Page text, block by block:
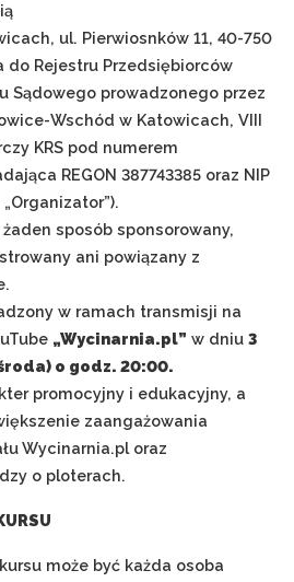
ul. Pierwiosnków 11, 40-750
do Rejestru Przedsiębiorców
Sądowego prowadzonego przez
Wschód w Katowicach, VIII
KRS pod numerem
REGON 387743385 oraz NIP
sposób sponsorowany,
ani powiązany z
w ramach transmisji na
„Wycinarnia.pl” w dniu 3
o godz. 20:00.
promocyjny i edukacyjny, a
zaangażowania
Wycinarnia.pl oraz
o ploterach.
może być każda osoba